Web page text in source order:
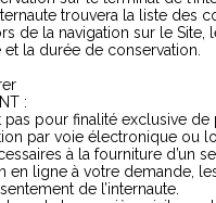
trouvera la liste des
de la navigation sur le Site,
la durée de conservation.
:
pas pour finalité exclusive
par voie électronique ou
à la fourniture d’un
en ligne à votre demande,
de l’internaute.